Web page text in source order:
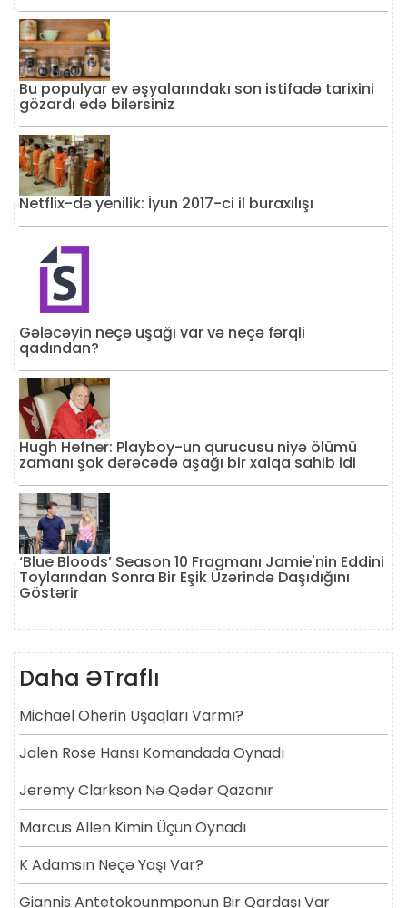
Bu populyar ev əşyalarındakı son istifadə tarixini
gözardı edə bilərsiniz
Netflix-də yenilik: İyun 2017-ci il buraxılışı
Gələcəyin neçə uşağı var və neçə fərqli
qadından?
Hugh Hefner: Playboy-un qurucusu niyə ölümü
zamanı şok dərəcədə aşağı bir xalqa sahib idi
‘Blue Bloods’ Season 10 Fragmanı Jamie'nin Eddini
Toylarından Sonra Bir Eşik Üzərində Daşıdığını
Göstərir
Daha ƏTraflı
Michael Oherin Uşaqları Varmı?
Jalen Rose Hansı Komandada Oynadı
Jeremy Clarkson Nə Qədər Qazanır
Marcus Allen Kimin Üçün Oynadı
K Adamsın Neçə Yaşı Var?
Giannis Antetokounmponun Bir Qardaşı Var